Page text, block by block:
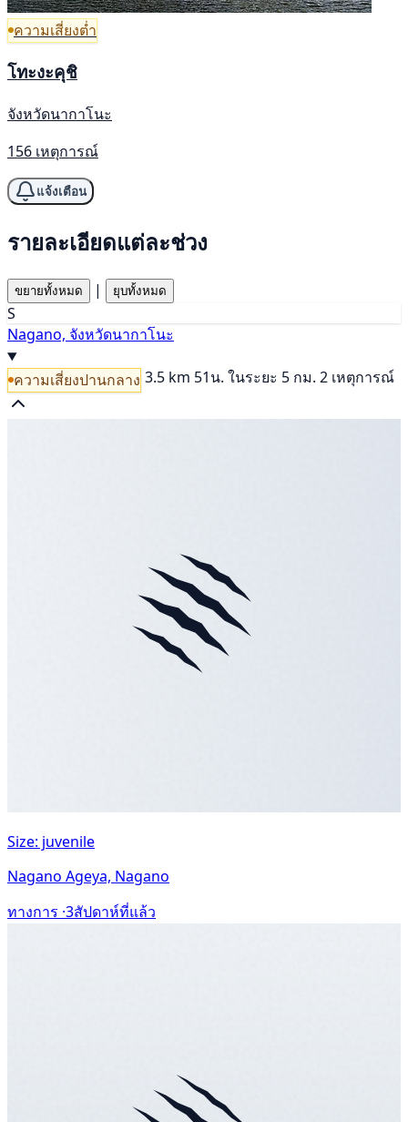
ความเสี่ยงต่ำ
โทะงะคุชิ
จังหวัดนากาโนะ
156 เหตุการณ์
แจ้งเตือน
รายละเอียดแต่ละช่วง
ขยายทั้งหมด | ยุบทั้งหมด
S
Nagano, จังหวัดนากาโนะ
ความเสี่ยงปานกลาง 3.5 km 51น. ในระยะ 5 กม. 2 เหตุการณ์
Size: juvenile
Nagano Ageya, Nagano
ทางการ ·3สัปดาห์ที่แล้ว